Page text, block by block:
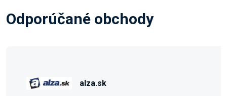
Odporúčané obchody
alza.sk